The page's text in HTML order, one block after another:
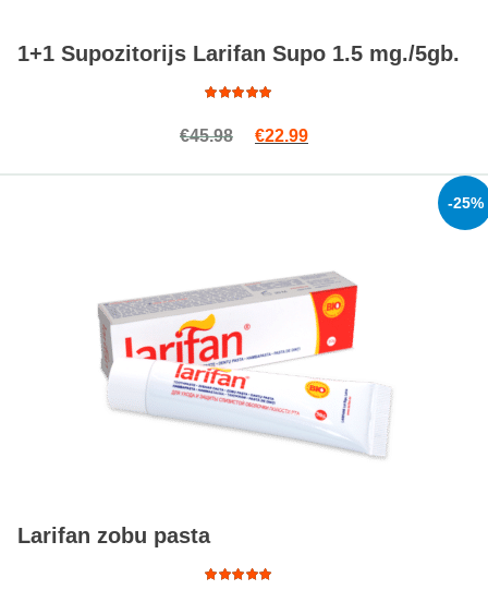
1+1 Supozitorijs Larifan Supo 1.5 mg./5gb.
4.87
out
€45.98 Original price was: €45.98.
€22.99Current price is:
-25%
Larifan zobu pasta